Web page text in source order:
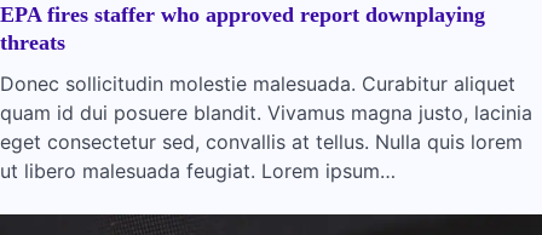
EPA fires staffer who approved report downplaying
threats
Donec sollicitudin molestie malesuada. Curabitur aliquet
quam id dui posuere blandit. Vivamus magna justo, lacinia
eget consectetur sed, convallis at tellus. Nulla quis lorem
ut libero malesuada feugiat. Lorem ipsum…